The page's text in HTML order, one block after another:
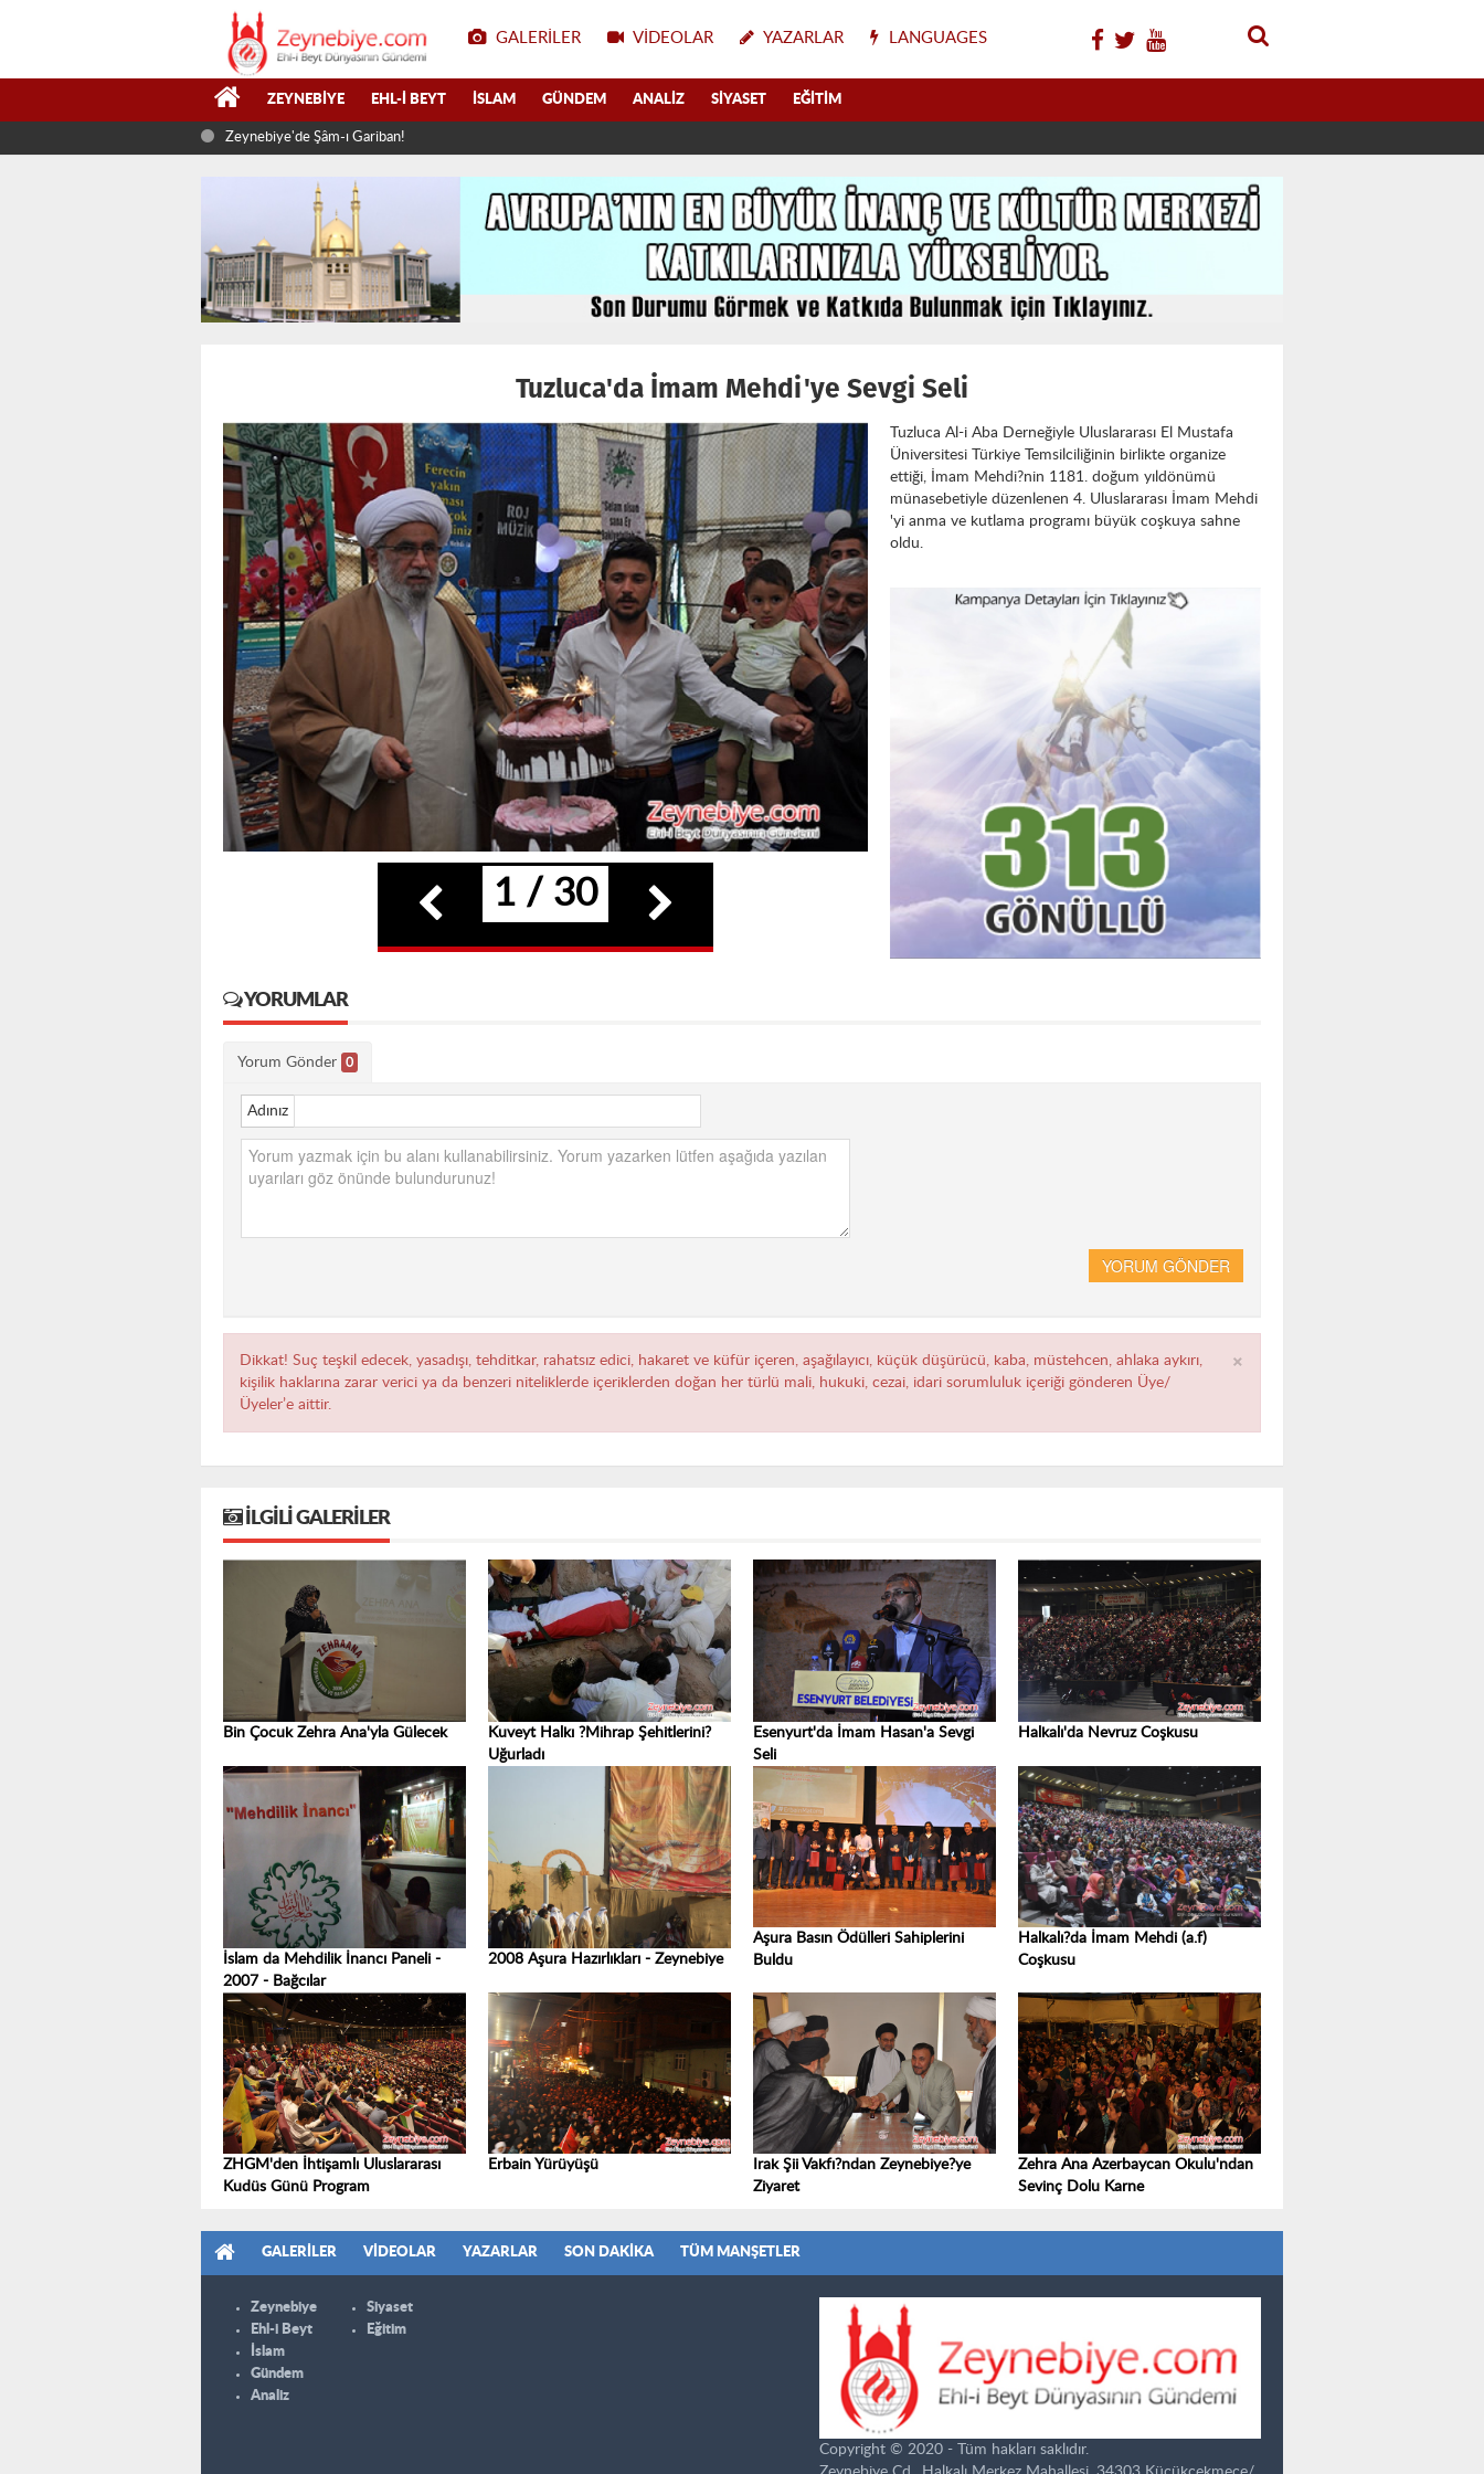
GALERILER VIDEOLAR YAZARLAR LANGUAGES
ZEYNEBIYE EHL-I BEYT İSLAM GÜNDEM ANALIZ SIYASET EĞITIM
Zeynebiye'de Şâm-ı Gariban!
Tuzluca'da İmam Mehdi'ye Sevgi Seli
1 / 30
Tuzluca Al-i Aba Derneğiyle Uluslararası El Mustafa
Üniversitesi Türkiye Temsilciliğinin birlikte organize
ettiği, İmam Mehdi?nin 1181. doğum yıldönümü
münasebetiyle düzenlenen 4. Uluslararası İmam Mehdi
'yi anma ve kutlama programı büyük coşkuya sahne
oldu.
YORUMLAR
Yorum Gönder 0
Adınız
YORUM GÖNDER
×
Dikkat! Suç teşkil edecek, yasadışı, tehditkar, rahatsız edici, hakaret ve küfür içeren, aşağılayıcı, küçük düşürücü, kaba, müstehcen, ahlaka aykırı,
kişilik haklarına zarar verici ya da benzeri niteliklerde içeriklerden doğan her türlü mali, hukuki, cezai, idari sorumluluk içeriği gönderen Üye/
Üyeler’e aittir.
İLGILI GALERILER
Bin Çocuk Zehra Ana'yla Gülecek
Kuveyt Halkı ?Mihrap Şehitlerini?
Uğurladı
Esenyurt'da İmam Hasan'a Sevgi
Seli
Halkalı'da Nevruz Coşkusu
İslam da Mehdilik İnancı Paneli -
2007 - Bağcılar
2008 Aşura Hazırlıkları - Zeynebiye
Aşura Basın Ödülleri Sahiplerini
Buldu
Halkalı?da İmam Mehdi (a.f)
Coşkusu
ZHGM'den İhtişamlı Uluslararası
Kudüs Günü Program
Erbain Yürüyüşü
Irak Şii Vakfı?ndan Zeynebiye?ye
Ziyaret
Zehra Ana Azerbaycan Okulu'ndan
Sevinç Dolu Karne
GALERILER VIDEOLAR YAZARLAR SON DAKIKA TÜM MANŞETLER
Zeynebiye
Ehl-i Beyt
İslam
Gündem
Analiz
Siyaset
Eğitim
Copyright © 2020 - Tüm hakları saklıdır.